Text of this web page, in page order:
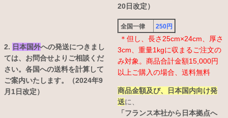
2. 日本国外への発送につきまし
ては、お問合せよりご相談くだ
さい。各国への送料を計算して
ご案内いたします。（2024年9
月1日改定）
20日改定）
全国一律 250円
＊但し、長さ25cm×24cm、厚さ
3cm、重量1kgに収まるご注文の
み対象。商品合計金額15,000円
以上ご購入の場合、送料無料
商品金額及び、日本国内向け発
送に、
「フランス本社から日本拠点へ